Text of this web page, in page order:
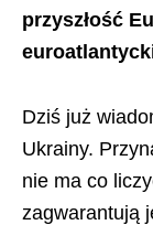
przyszłość
Dziś już
Ukrainy.
nie ma co
zagwarantują